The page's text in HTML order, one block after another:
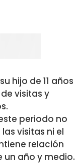
hijo de 11 años
visitas y
periodo no
visitas ni el
relación
un año y medio.